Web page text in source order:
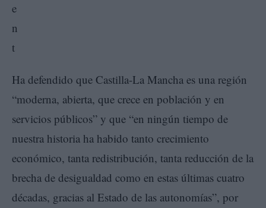
Ha defendido que Castilla-La Mancha es una región
“moderna, abierta, que crece en población y en
servicios públicos” y que “en ningún tiempo de
nuestra historia ha habido tanto crecimiento
económico, tanta redistribución, tanta reducción de la
brecha de desigualdad como en estas últimas cuatro
décadas, gracias al Estado de las autonomías”, por